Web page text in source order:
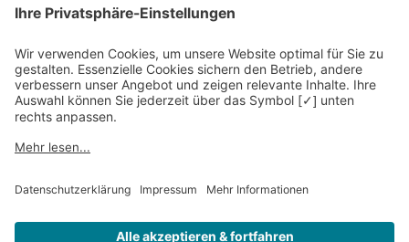
Kontakt
Datenschutz
Newsletter